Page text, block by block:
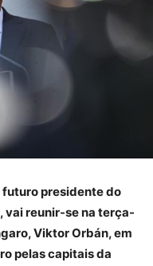
presidente do
vai reunir-se na terça-
Viktor Orbán, em
pelas capitais da